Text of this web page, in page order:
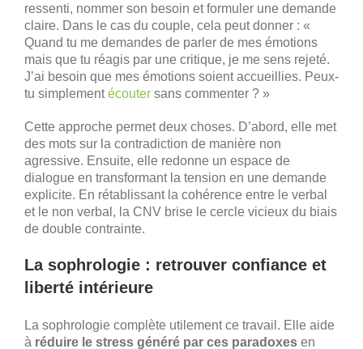
ressenti, nommer son besoin et formuler une demande
claire. Dans le cas du couple, cela peut donner : «
Quand tu me demandes de parler de mes émotions
mais que tu réagis par une critique, je me sens rejeté.
J’ai besoin que mes émotions soient accueillies. Peux-
tu simplementécouter sans commenter ? »
Cette approche permet deux choses. D’abord, elle met
des mots sur la contradiction de manière non
agressive. Ensuite, elle redonne un espace de
dialogue en transformant la tension en une demande
explicite. En rétablissant la cohérence entre le verbal
et le non verbal, la CNV brise le cercle vicieux du biais
de double contrainte.
La sophrologie : retrouver confiance et
liberté intérieure
La sophrologie complète utilement ce travail. Elle aide
à réduire le stress généré par ces paradoxes en